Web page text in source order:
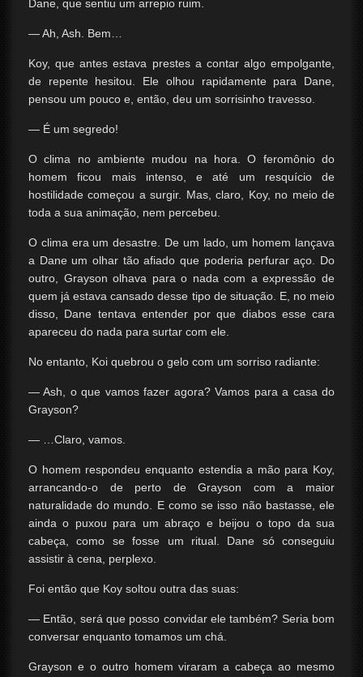
Dane, que sentiu um arrepio ruim.
— Ah, Ash. Bem…
Koy, que antes estava prestes a contar algo empolgante,
de repente hesitou. Ele olhou rapidamente para Dane,
pensou um pouco e, então, deu um sorrisinho travesso.
— É um segredo!
O clima no ambiente mudou na hora. O feromônio do
homem ficou mais intenso, e até um resquício de
hostilidade começou a surgir. Mas, claro, Koy, no meio de
toda a sua animação, nem percebeu.
O clima era um desastre. De um lado, um homem lançava
a Dane um olhar tão afiado que poderia perfurar aço. Do
outro, Grayson olhava para o nada com a expressão de
quem já estava cansado desse tipo de situação. E, no meio
disso, Dane tentava entender por que diabos esse cara
apareceu do nada para surtar com ele.
No entanto, Koi quebrou o gelo com um sorriso radiante:
— Ash, o que vamos fazer agora? Vamos para a casa do
Grayson?
— …Claro, vamos.
O homem respondeu enquanto estendia a mão para Koy,
arrancando-o de perto de Grayson com a maior
naturalidade do mundo. E como se isso não bastasse, ele
ainda o puxou para um abraço e beijou o topo da sua
cabeça, como se fosse um ritual. Dane só conseguiu
assistir à cena, perplexo.
Foi então que Koy soltou outra das suas:
— Então, será que posso convidar ele também? Seria bom
conversar enquanto tomamos um chá.
Grayson e o outro homem viraram a cabeça ao mesmo